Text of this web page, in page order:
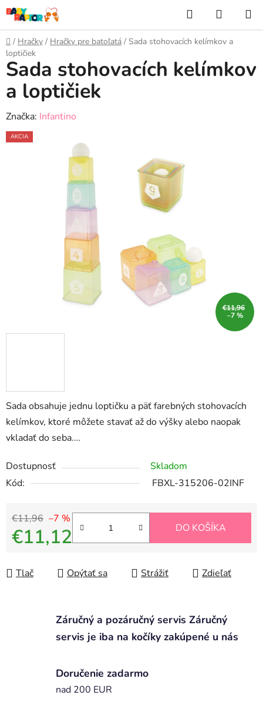
Prejsť
na
obsah
Hľadať
KOŠÍK
Domov
/ Hračky / Hračky pre batoľatá / Sada stohovacích kelímkov a
loptičiek
Sada obsahuje jednu loptičku a päť farebných stohovacích
kelímkov, ktoré môžete stavať až do výšky alebo naopak
vkladať do seba.…
Dostupnosť
Skladom
Kód:
FBXL-315206-02INF
€11,96 –7 %
€11,12 DO KOŠÍKA
Tlač Opýtať sa Strážiť Zdieľať
Sada stohovacích kelímkov
a loptičiek
Značka: Infantino
AKCIA
€11,96
–7 %
Záručný a pozáručný servis Záručný
servis je iba na kočíky zakúpené u nás
Doručenie zadarmo
nad 200 EUR